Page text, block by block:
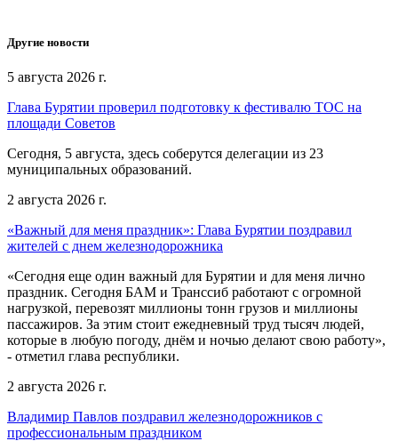
Другие новости
5 августа 2026 г.
Глава Бурятии проверил подготовку к фестивалю ТОС на
площади Советов
Сегодня, 5 августа, здесь соберутся делегации из 23
муниципальных образований.
2 августа 2026 г.
«Важный для меня праздник»: Глава Бурятии поздравил
жителей с днем железнодорожника
«Сегодня еще один важный для Бурятии и для меня лично
праздник. Сегодня БАМ и Транссиб работают с огромной
нагрузкой, перевозят миллионы тонн грузов и миллионы
пассажиров. За этим стоит ежедневный труд тысяч людей,
которые в любую погоду, днём и ночью делают свою работу»,
- отметил глава республики.
2 августа 2026 г.
Владимир Павлов поздравил железнодорожников с
профессиональным праздником